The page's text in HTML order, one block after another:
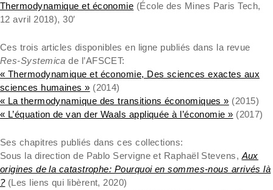
Thermodynamique et économie (École des Mines Paris Tech,
12 avril 2018), 30′
Ces trois articles disponibles en ligne publiés dans la revue
Res-Systemica de l’AFSCET:
« Thermodynamique et économie, Des sciences exactes aux
sciences humaines » (2014)
« La thermodynamique des transitions économiques » (2015)
« L’équation de van der Waals appliquée à l’économie » (2017)
Ses chapitres publiés dans ces collections:
Sous la direction de Pablo Servigne et Raphaël Stevens,Aux
origines de la catastrophe: Pourquoi en sommes-nous arrivés là
?(Les liens qui libèrent, 2020)